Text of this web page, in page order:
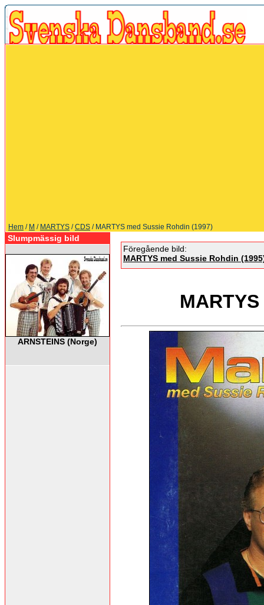
Hem / M / MARTYS /CDS / MARTYS med Sussie Rohdin (1997)
Slumpmässig bild
ARNSTEINS (Norge)
Föregående bild:
MARTYS med Sussie Rohdin